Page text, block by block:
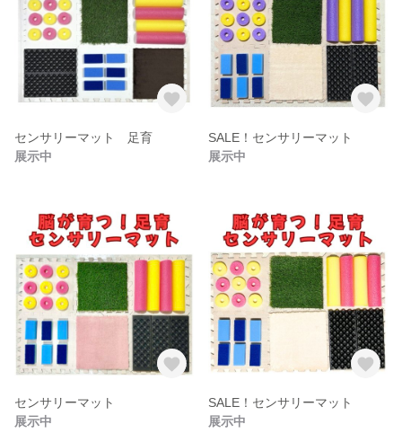
センサリーマット 足育
展示中
SALE！センサリーマット
展示中
センサリーマット
展示中
SALE！センサリーマット
展示中